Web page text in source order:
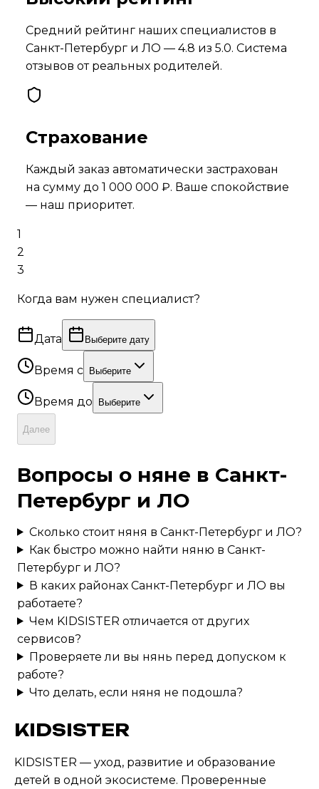
Средний рейтинг наших специалистов в
Санкт-Петербург и ЛО — 4.8 из 5.0. Система
отзывов от реальных родителей.
Страхование
Каждый заказ автоматически застрахован
на сумму до 1 000 000 ₽. Ваше спокойствие
— наш приоритет.
1
2
3
Когда вам нужен специалист?
Дата Выберите дату
Время с Выберите
Время до Выберите
Далее
Вопросы о няне в Санкт-
Петербург и ЛО
Сколько стоит няня в Санкт-Петербург и ЛО?
Как быстро можно найти няню в Санкт-
Петербург и ЛО?
В каких районах Санкт-Петербург и ЛО вы
работаете?
Чем KIDSISTER отличается от других
сервисов?
Проверяете ли вы нянь перед допуском к
работе?
Что делать, если няня не подошла?
KIDSISTER
KIDSISTER — уход, развитие и образование
детей в одной экосистеме. Проверенные